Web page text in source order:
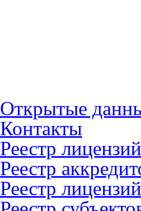
Открытые
Контакты
Реестр
Реестр
Реестр